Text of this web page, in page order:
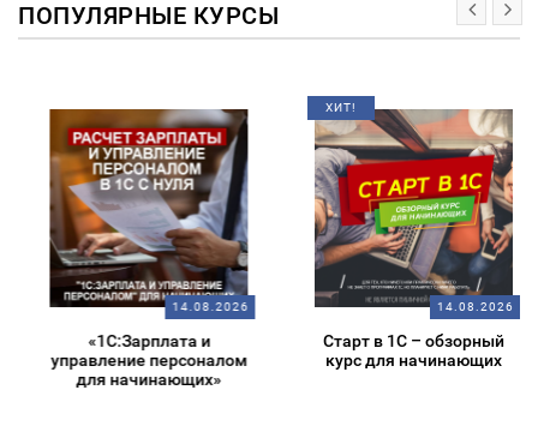
ПОПУЛЯРНЫЕ КУРСЫ
14.08.2026
«1С:Зарплата и
управление персоналом
для начинающих»
ХИТ!
14.08.2026
Старт в 1С – обзорный
курс для начинающих